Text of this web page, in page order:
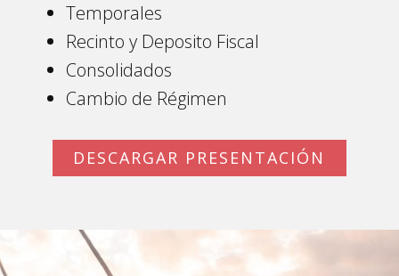
Temporales
Recinto y Deposito Fiscal
Consolidados
Cambio de Régimen
DESCARGAR PRESENTACIÓN